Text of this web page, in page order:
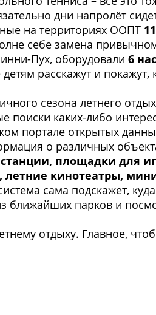
дни напролёт
на территориях ООПТ
себе замена
Пух, оборудовали 6
расскажут и
сезона летнего
поиски каких-либо
портале открытых
о различных
площадки для
кинотеатры,
сама подскажет,
ближайших парков и
отдыху. Главное,